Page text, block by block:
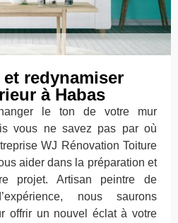
redynamiser
à Habas
le ton de votre mur
vous ne savez pas par où
WJ Rénovation Toiture
aider dans la préparation et
projet. Artisan peintre de
nous saurons
offrir un nouvel éclat à votre